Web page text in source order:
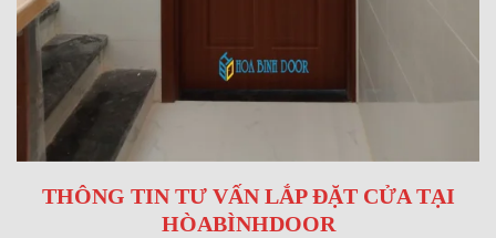
THÔNG TIN TƯ VẤN LẮP ĐẶT CỬA TẠI
HÒABÌNHDOOR